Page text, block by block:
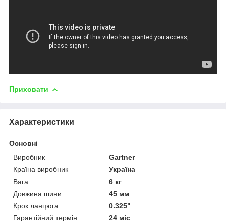
Приховати
Характеристики
Основні
Виробник
Gartner
Країна виробник
Україна
Вага
6 кг
Довжина шини
45 мм
Крок ланцюга
0.325"
Гарантійний термін
24 міс